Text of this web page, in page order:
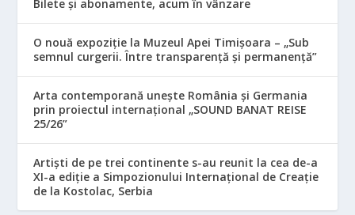
Bilete și abonamente, acum în vânzare
O nouă expoziție la Muzeul Apei Timișoara – „Sub
semnul curgerii. Între transparență și permanență”
Arta contemporană unește România și Germania
prin proiectul internațional „SOUND BANAT REISE
25/26”
Artiști de pe trei continente s-au reunit la cea de-a
XI-a ediție a Simpozionului Internațional de Creație
de la Kostolac, Serbia